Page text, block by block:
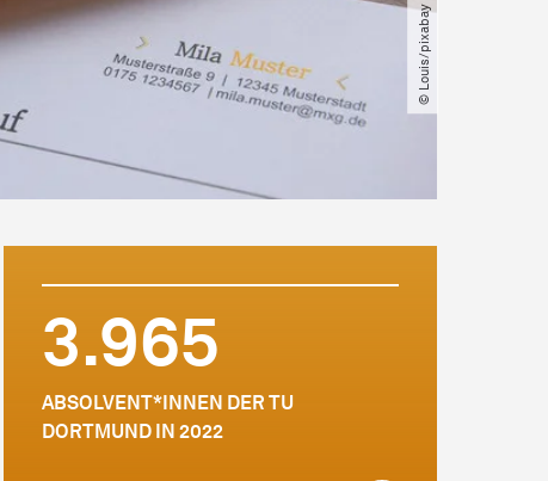
© Louis​/​pixabay
3.965
ABSOLVENT*INNEN DER TU
DORTMUND IN 2022